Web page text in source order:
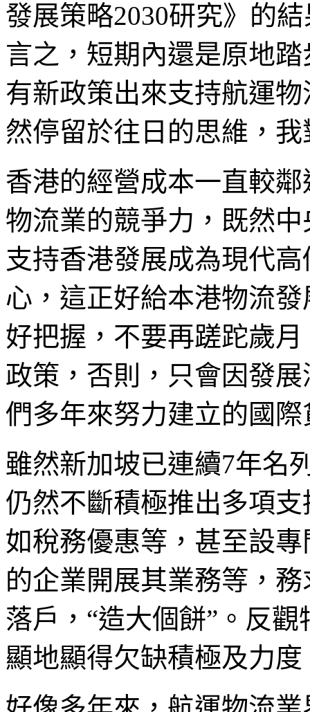
發展策略2030研究》的
言之，短期內還是原地
有新政策出來支持航運
然停留於往日的思維，
香港的經營成本一直較
物流業的競爭力，既然
支持香港發展成為現代
心，這正好給本港物流
好把握，不要再蹉跎歲
政策，否則，只會因發
們多年來努力建立的國
雖然新加坡已連續7年名
仍然不斷積極推出多項
如稅務優惠等，甚至設
的企業開展其業務等，
落戶，“造大個餅”。反
顯地顯得欠缺積極及力度